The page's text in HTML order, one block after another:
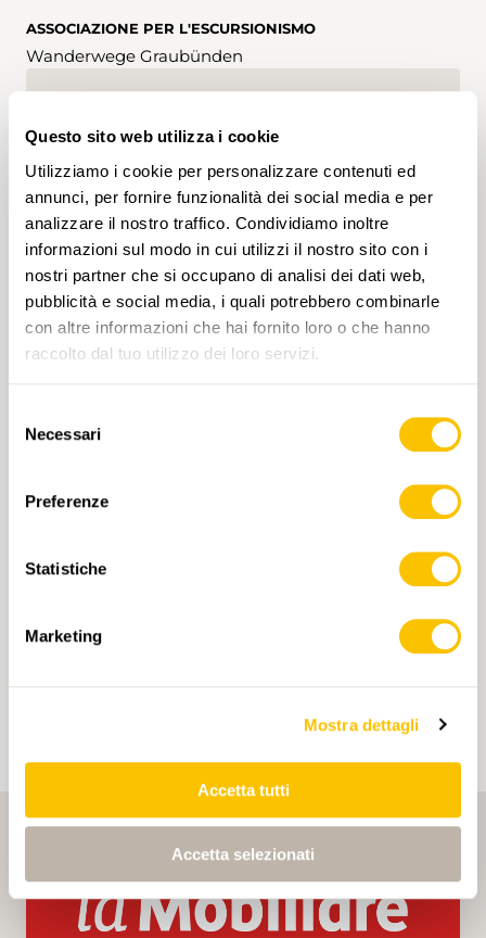
Questo sito web utilizza i cookie
Utilizziamo i cookie per personalizzare contenuti ed
annunci, per fornire funzionalità dei social media e per
analizzare il nostro traffico. Condividiamo inoltre
informazioni sul modo in cui utilizzi il nostro sito con i
nostri partner che si occupano di analisi dei dati web,
pubblicità e social media, i quali potrebbero combinarle
con altre informazioni che hai fornito loro o che hanno
raccolto dal tuo utilizzo dei loro servizi.
delNecessari
Preferenze
Statistiche
Marketing
Mostra dettagli
Accetta tutti
Accetta selezionati
ASSOCIAZIONE PER L'ESCURSIONISMO
Wanderwege Graubünden
Iscrizione
Direkt zur Swisstopo App
Svizzera sudorientale
Cliccando su un tag, puoi aggiungerlo al tuo
account e ottenere contenuti personalizzati in base
un account.